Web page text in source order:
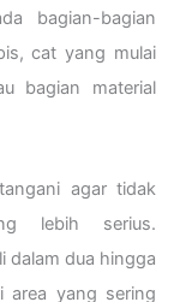
bagian-bagian
cat yang mulai
bagian material
agar tidak
lebih serius.
dalam dua hingga
area yang sering